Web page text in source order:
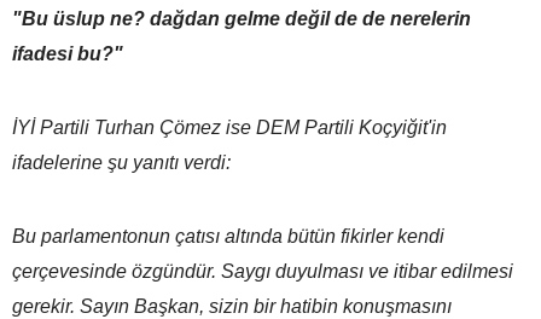
"Bu üslup ne? dağdan gelme değil de de nerelerin
ifadesi bu?"
İYİ Partili Turhan Çömez ise DEM Partili Koçyiğit'in
ifadelerine şu yanıtı verdi:
Bu parlamentonun çatısı altında bütün fikirler kendi
çerçevesinde özgündür. Saygı duyulması ve itibar edilmesi
gerekir. Sayın Başkan, sizin bir hatibin konuşmasını